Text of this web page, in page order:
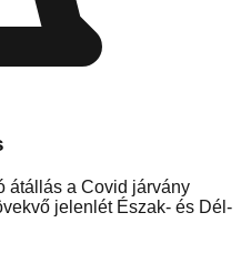
átállás a Covid járvány
jelenlét Észak- és Dél-